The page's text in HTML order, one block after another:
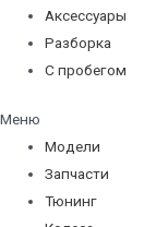
Аксессуары
Разборка
С пробегом
Меню
Модели
Запчасти
Тюнинг